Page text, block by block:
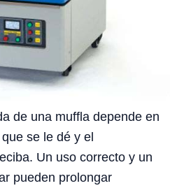
de una muffla depende en
se le dé y el
Un uso correcto y un
pueden prolongar